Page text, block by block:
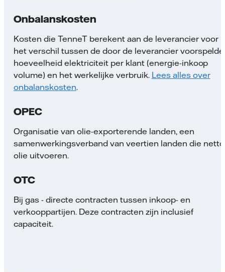
Onbalanskosten
Kosten die TenneT berekent aan de leverancier voor
het verschil tussen de door de leverancier voorspelde
hoeveelheid elektriciteit per klant (energie-inkoop
volume) en het werkelijke verbruik. Lees alles over
onbalanskosten.
OPEC
Organisatie van olie-exporterende landen, een
samenwerkingsverband van veertien landen die netto
olie uitvoeren.
OTC
Bij gas - directe contracten tussen inkoop- en
verkooppartijen. Deze contracten zijn inclusief
capaciteit.